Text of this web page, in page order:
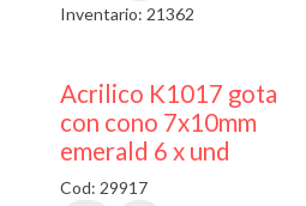
Inventario: 21362
Acrilico K1017 gota
con cono 7x10mm
emerald 6 x und
Cod: 29917